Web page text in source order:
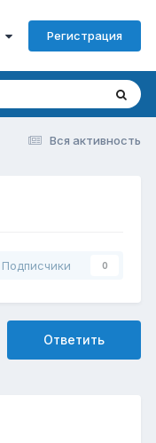
Регистрация
Вся активность
Подписчики 0
Ответить